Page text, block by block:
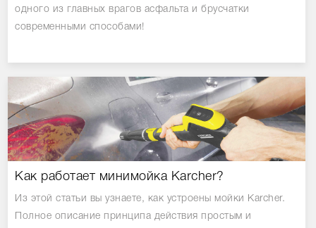
одного из главных врагов асфальта и брусчатки
современными способами!
Как работает минимойка Karcher?
Из этой статьи вы узнаете, как устроены мойки Karcher.
Полное описание принципа действия простым и